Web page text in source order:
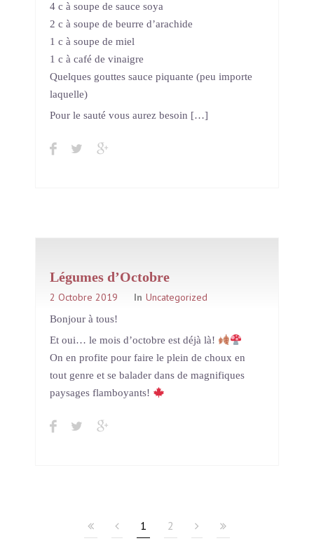
4 c à soupe de sauce soya
2 c à soupe de beurre d’arachide
1 c à soupe de miel
1 c à café de vinaigre
Quelques gouttes sauce piquante (peu importe
laquelle)
Pour le sauté vous aurez besoin […]
Légumes d’Octobre
2 Octobre 2019 In Uncategorized
Bonjour à tous!
Et oui… le mois d’octobre est déjà là!
On en profite pour faire le plein de choux en
tout genre et se balader dans de magnifiques
paysages flamboyants!
1 2